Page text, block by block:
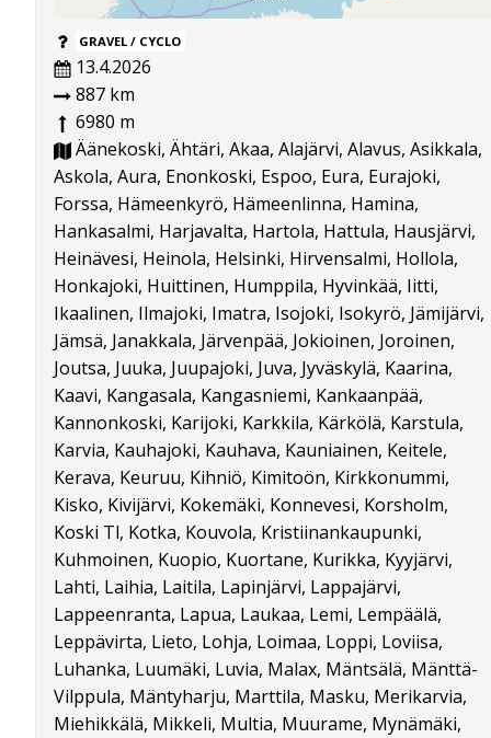
GRAVEL / CYCLO
13.4.2026
887 km
6980 m
Äänekoski, Ähtäri, Akaa, Alajärvi, Alavus, Asikkala,
Askola, Aura, Enonkoski, Espoo, Eura, Eurajoki,
Forssa, Hämeenkyrö, Hämeenlinna, Hamina,
Hankasalmi, Harjavalta, Hartola, Hattula, Hausjärvi,
Heinävesi, Heinola, Helsinki, Hirvensalmi, Hollola,
Honkajoki, Huittinen, Humppila, Hyvinkää, Iitti,
Ikaalinen, Ilmajoki, Imatra, Isojoki, Isokyrö, Jämijärvi,
Jämsä, Janakkala, Järvenpää, Jokioinen, Joroinen,
Joutsa, Juuka, Juupajoki, Juva, Jyväskylä, Kaarina,
Kaavi, Kangasala, Kangasniemi, Kankaanpää,
Kannonkoski, Karijoki, Karkkila, Kärkölä, Karstula,
Karvia, Kauhajoki, Kauhava, Kauniainen, Keitele,
Kerava, Keuruu, Kihniö, Kimitoön, Kirkkonummi,
Kisko, Kivijärvi, Kokemäki, Konnevesi, Korsholm,
Koski Tl, Kotka, Kouvola, Kristiinankaupunki,
Kuhmoinen, Kuopio, Kuortane, Kurikka, Kyyjärvi,
Lahti, Laihia, Laitila, Lapinjärvi, Lappajärvi,
Lappeenranta, Lapua, Laukaa, Lemi, Lempäälä,
Leppävirta, Lieto, Lohja, Loimaa, Loppi, Loviisa,
Luhanka, Luumäki, Luvia, Malax, Mäntsälä, Mänttä-
Vilppula, Mäntyharju, Marttila, Masku, Merikarvia,
Miehikkälä, Mikkeli, Multia, Muurame, Mynämäki,